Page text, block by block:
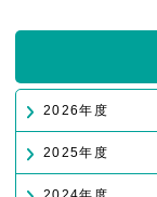
2026年度
2025年度